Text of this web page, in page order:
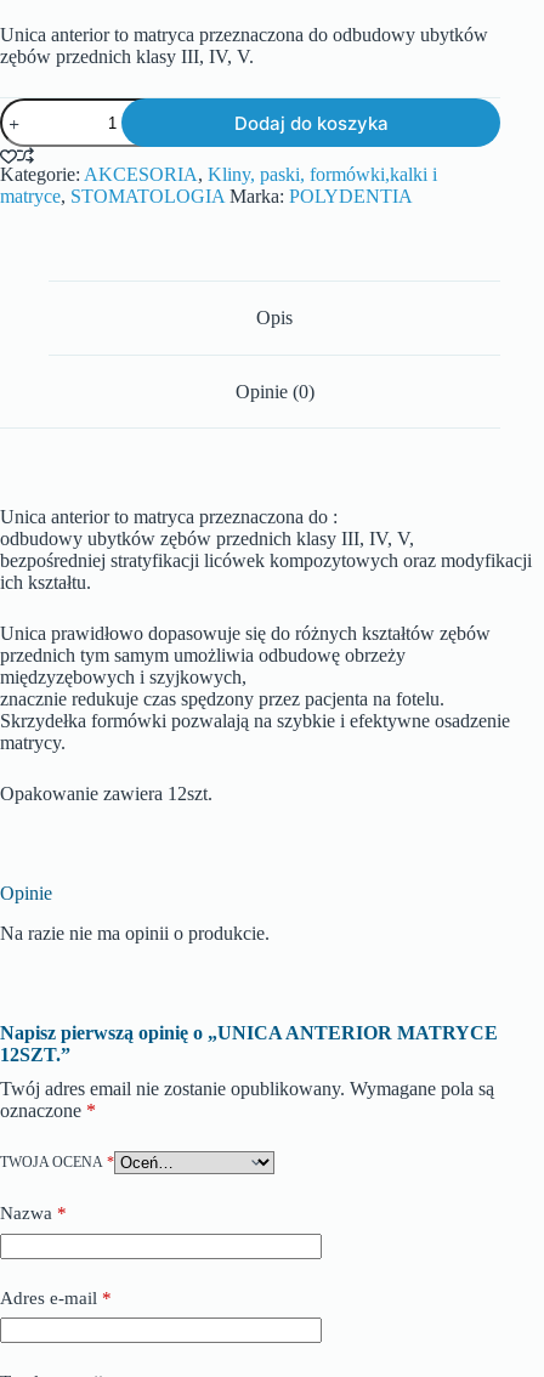
Unica anterior to matryca przeznaczona do odbudowy ubytków
zębów przednich klasy III, IV, V.
Dodaj do koszyka
Kategorie: AKCESORIA, Kliny, paski, formówki,kalki i
matryce, STOMATOLOGIA Marka: POLYDENTIA
Opis
Opinie (0)
Unica anterior to matryca przeznaczona do :
odbudowy ubytków zębów przednich klasy III, IV, V,
bezpośredniej stratyfikacji licówek kompozytowych oraz modyfikacji
ich kształtu.
Unica prawidłowo dopasowuje się do różnych kształtów zębów
przednich tym samym umożliwia odbudowę obrzeży
międzyzębowych i szyjkowych,
znacznie redukuje czas spędzony przez pacjenta na fotelu.
Skrzydełka formówki pozwalają na szybkie i efektywne osadzenie
matrycy.
Opakowanie zawiera 12szt.
Opinie
Na razie nie ma opinii o produkcie.
Napisz pierwszą opinię o „UNICA ANTERIOR MATRYCE
12SZT.”
Twój adres email nie zostanie opublikowany. Wymagane pola są
oznaczone *
TWOJA OCENA *
Nazwa *
Adres e-mail *